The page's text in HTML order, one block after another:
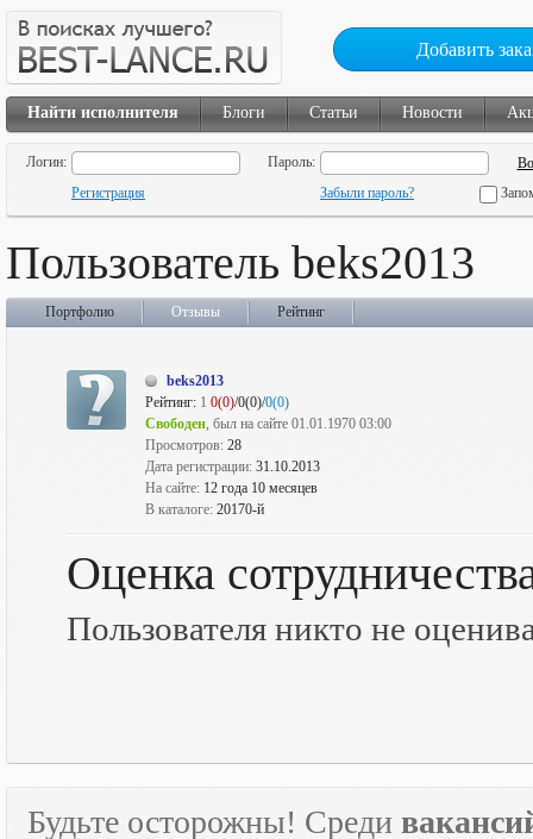
Добавить
Найти исполнителя Блоги Статьи Новости
Логин:
Пароль:
Регистрация
Забыли пароль?
Пользователь beks2013
Портфолио Отзывы Рейтинг
beks2013
Рейтинг: 1 0(0)/0(0)/0(0)
Свободен, был на сайте 01.01.1970 03:00
Просмотров: 28
Дата регистрации: 31.10.2013
На сайте: 12 года 10 месяцев
В каталоге: 20170-й
Оценка
Пользователя никто не
Будьте осторожны! Среди